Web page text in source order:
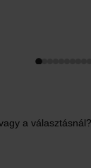
a választásnál?